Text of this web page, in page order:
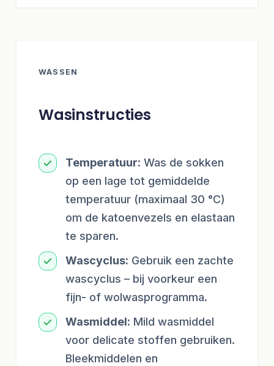
WASSEN
Wasinstructies
Temperatuur: Was de sokken
op een lage tot gemiddelde
temperatuur (maximaal 30 °C)
om de katoenvezels en elastaan
te sparen.
Wascyclus: Gebruik een zachte
wascyclus – bij voorkeur een
fijn- of wolwasprogramma.
Wasmiddel: Mild wasmiddel
voor delicate stoffen gebruiken.
Bleekmiddelen en